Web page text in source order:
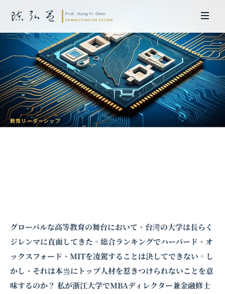
教育リーダーシップ
グローバルな高等教育の舞台において、台湾の大学は長らく
ジレンマに直面してきた。総合ランキングでハーバード、オ
ックスフォード、MITを凌駕することは決してできない。し
かし、それは本当にトップ人材を惹きつけられないことを意
味するのか？ 私が浙江大学でMBAディレクター兼金融修士